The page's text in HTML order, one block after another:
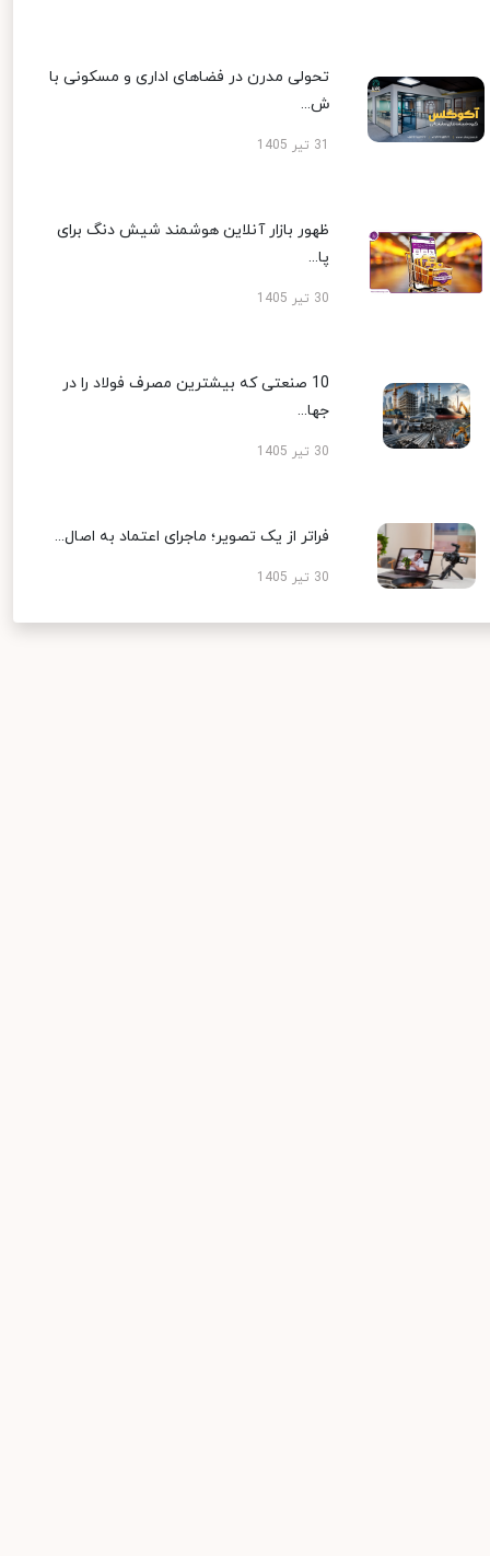
تحولی مدرن در فضاهای اداری و مسکونی با
ش...
ظهور بازار آنلاین هوشمند شیش دنگ برای
پا...
30 تیر 1405
10 صنعتی که بیشترین مصرف فولاد را در
جها...
30 تیر 1405
فراتر از یک تصویر؛ ماجرای اعتماد به اصال...
30 تیر 1405